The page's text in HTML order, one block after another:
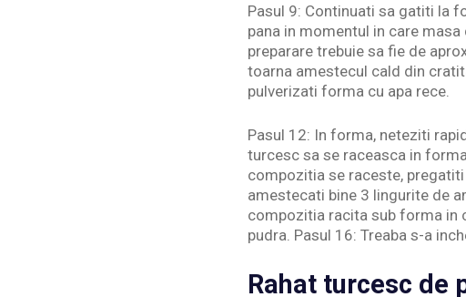
Pasul 9: Continuati sa gatiti la
pana in momentul in care
preparare trebuie sa fie de
toarna amestecul cald din
pulverizati forma cu apa rece.
Pasul 12: In forma, neteziti
turcesc sa se raceasca in
compozitia se raceste,
amestecati bine 3 lingurite de
compozitia racita sub forma in
pudra. Pasul 16: Treaba s-a
Rahat turcesc de